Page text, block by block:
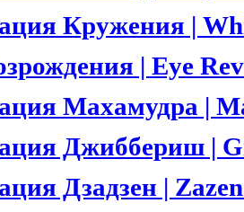
Кружения |
| Eye
Махамудра |
Джиббериш |
Дзадзен |